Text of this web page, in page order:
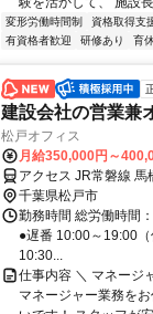
変形労働時間制 資格取得支
有資格者歓迎
研修あり 育
建設会社の営業兼
松戸オフィス
月給350,000円～
アクセス JR常磐線
千葉県松戸市
勤務時間 総労働時間
●遅番 10:00～19:00
10:30...
仕事内容 ＼ マネージ
マネージャー業務を